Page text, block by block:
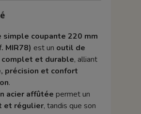
simple coupante 220 mm
MIR78) est un outil de
et durable, alliant
précision et confort
.
acier affûtée permet un
et régulier, tandis que son